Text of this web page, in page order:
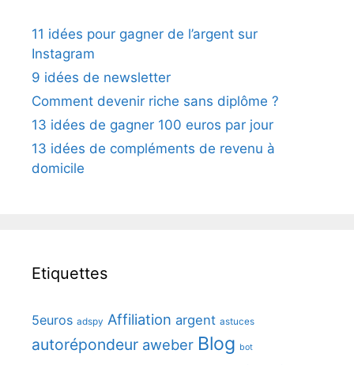
11 idées pour gagner de l’argent sur
Instagram
9 idées de newsletter
Comment devenir riche sans diplôme ?
13 idées de gagner 100 euros par jour
13 idées de compléments de revenu à
domicile
Etiquettes
5euros adspy Affiliation argent astuces
autorépondeur aweber Blog bot